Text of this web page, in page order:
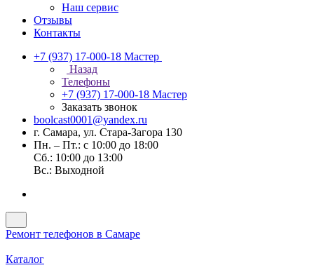
Наш сервис
Отзывы
Контакты
+7 (937) 17-000-18 Мастер
Назад
Телефоны
+7 (937) 17-000-18 Мастер
Заказать звонок
boolcast0001@yandex.ru
г. Самара, ул. Стара-Загора 130
Пн. – Пт.: с 10:00 до 18:00
Сб.: 10:00 до 13:00
Вс.: Выходной
Ремонт телефонов в Самаре
Каталог